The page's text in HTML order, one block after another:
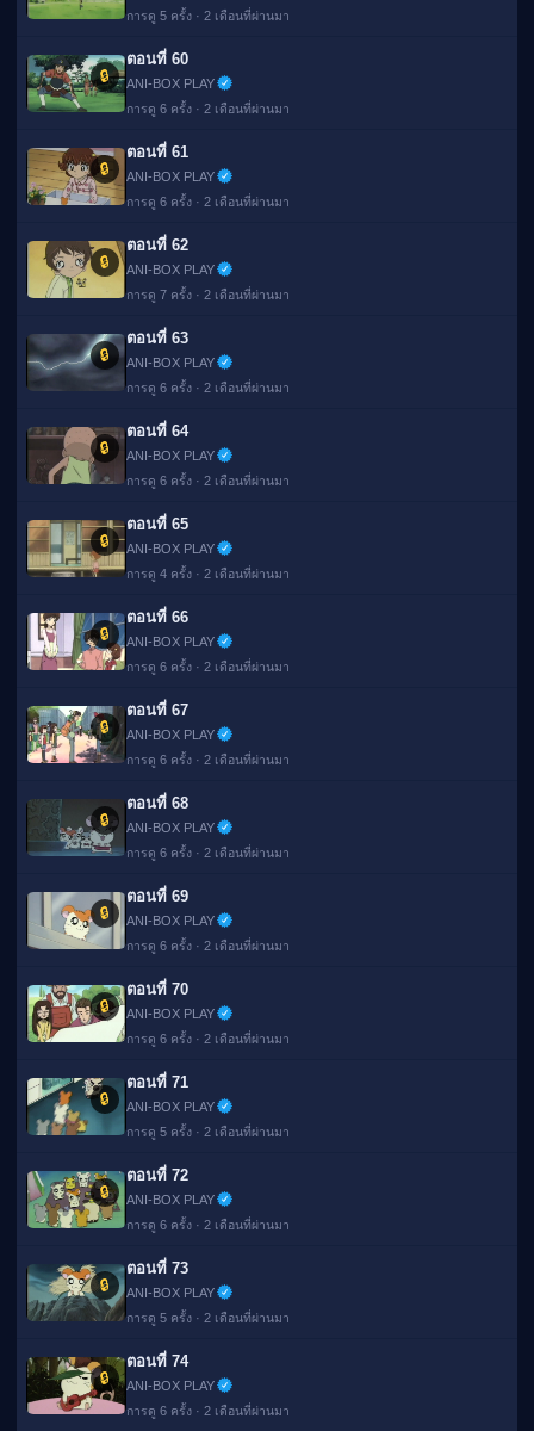
การดู 5 ครั้ง · 2 เดือนที่ผ่านมา
🔒
ตอนที่ 60
ANI-BOX PLAY
การดู 6 ครั้ง · 2 เดือนที่ผ่านมา
🔒
ตอนที่ 61
ANI-BOX PLAY
การดู 6 ครั้ง · 2 เดือนที่ผ่านมา
🔒
ตอนที่ 62
ANI-BOX PLAY
การดู 7 ครั้ง · 2 เดือนที่ผ่านมา
🔒
ตอนที่ 63
ANI-BOX PLAY
การดู 6 ครั้ง · 2 เดือนที่ผ่านมา
🔒
ตอนที่ 64
ANI-BOX PLAY
การดู 6 ครั้ง · 2 เดือนที่ผ่านมา
🔒
ตอนที่ 65
ANI-BOX PLAY
การดู 4 ครั้ง · 2 เดือนที่ผ่านมา
🔒
ตอนที่ 66
ANI-BOX PLAY
การดู 6 ครั้ง · 2 เดือนที่ผ่านมา
🔒
ตอนที่ 67
ANI-BOX PLAY
การดู 6 ครั้ง · 2 เดือนที่ผ่านมา
🔒
ตอนที่ 68
ANI-BOX PLAY
การดู 6 ครั้ง · 2 เดือนที่ผ่านมา
🔒
ตอนที่ 69
ANI-BOX PLAY
การดู 6 ครั้ง · 2 เดือนที่ผ่านมา
🔒
ตอนที่ 70
ANI-BOX PLAY
การดู 6 ครั้ง · 2 เดือนที่ผ่านมา
🔒
ตอนที่ 71
ANI-BOX PLAY
การดู 5 ครั้ง · 2 เดือนที่ผ่านมา
🔒
ตอนที่ 72
ANI-BOX PLAY
การดู 6 ครั้ง · 2 เดือนที่ผ่านมา
🔒
ตอนที่ 73
ANI-BOX PLAY
การดู 5 ครั้ง · 2 เดือนที่ผ่านมา
🔒
ตอนที่ 74
ANI-BOX PLAY
การดู 6 ครั้ง · 2 เดือนที่ผ่านมา